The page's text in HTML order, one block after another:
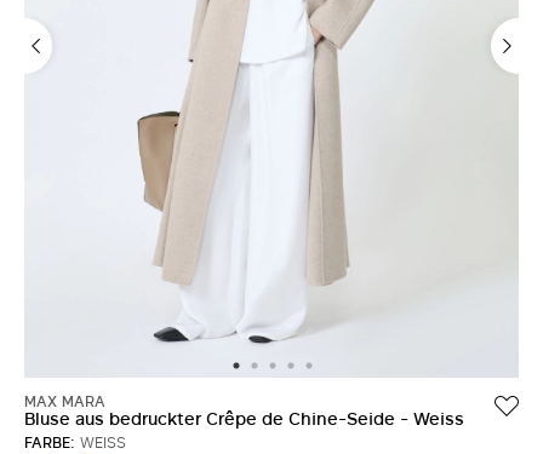
MAX MARA
Bluse aus bedruckter Crêpe de Chine-Seide - Weiss
FARBE: WEISS